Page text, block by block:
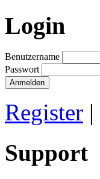
Login
Benutzername
Passwort
Anmelden
Register |
Support